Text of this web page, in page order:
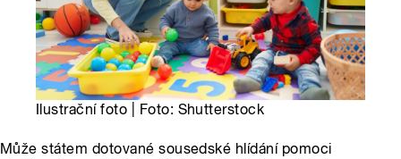
Ilustrační foto | Foto: Shutterstock
Může státem dotované sousedské hlídání pomoci